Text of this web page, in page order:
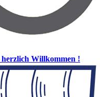
Willkommen !